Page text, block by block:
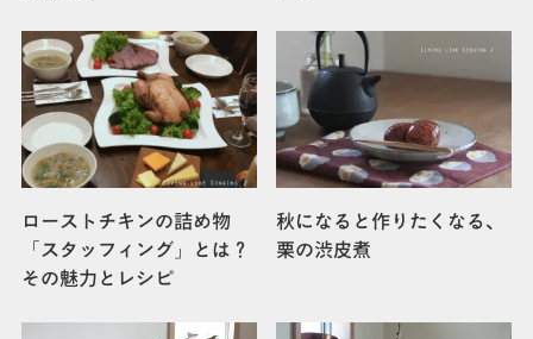
ローストチキンの詰め物
「スタッフィング」とは？
その魅力とレシピ
秋になると作りたくなる、
栗の渋皮煮